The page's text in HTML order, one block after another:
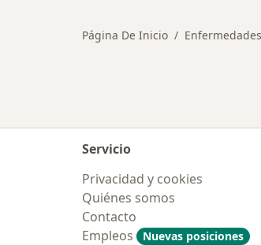
Página De Inicio Enfermedades
Servicio
Privacidad y cookies
Quiénes somos
Contacto
Empleos
Nuevas posiciones